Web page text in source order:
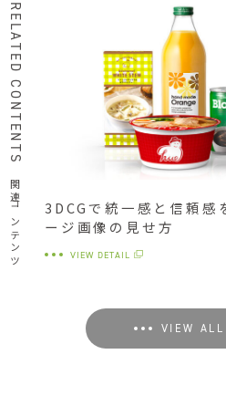
RELATED CONTENTS
関連コンテンツ
3DCGで統一感と信頼感
ージ画像の見せ方
VIEW DETAIL
VIEW ALL